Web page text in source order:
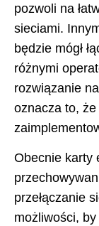
pozwoli na
sieciami.
będzie mógł
różnymi
rozwiązanie
oznacza to,
Obecnie karty
przełączanie
możliwości,